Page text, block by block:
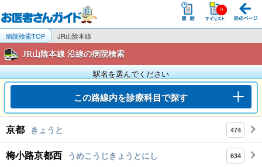
病院検索TOP JR山陰本線
JR山陰本線 沿線の病院検索
駅名を選んでください
この路線内を診療科目で探す
京都 きょうと 474
梅小路京都西 うめこうじきょうとにし 634